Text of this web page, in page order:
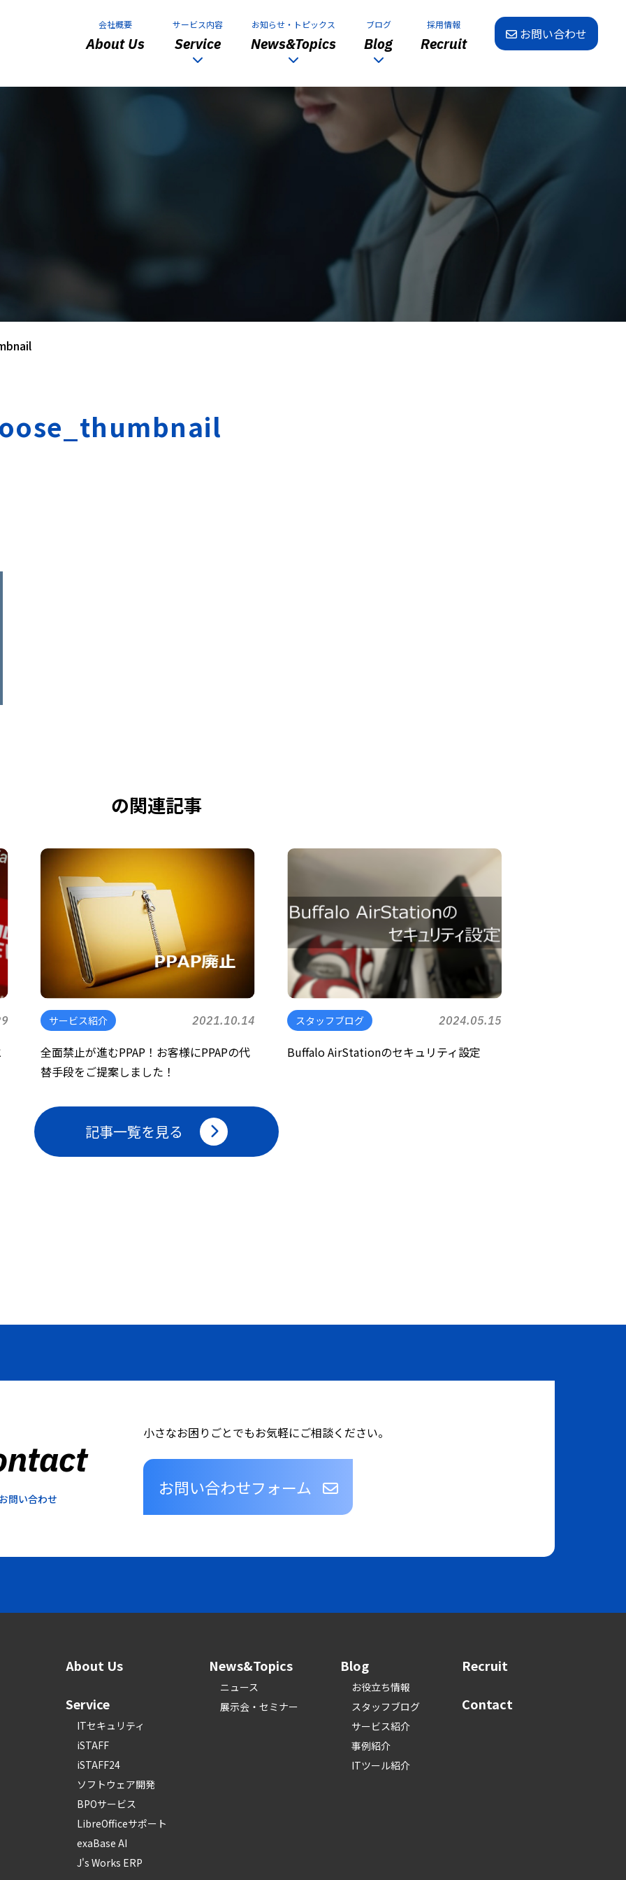
会社概要
About Us
サービス内容
Service
お知らせ・トピックス
News&Topics
ブログ
Blog
採用情報
Recruit
お問い合わせ
の関連記事
サービス紹介 2021.10.14
全面禁止が進むPPAP！お客様にPPAPの代
替手段をご提案しました！
スタッフブログ 2024.05.15
Buffalo AirStationのセキュリティ設定
記事一覧を見る
問い合わせ
小さなお困りごとでもお気軽にご相談ください。
お問い合わせフォーム
About Us
Service
ITセキュリティ
iSTAFF
iSTAFF24
ソフトウェア開発
BPOサービス
LibreOfficeサポート
exaBase AI
J's Works ERP
News&Topics
ニュース
展示会・セミナー
Blog
お役立ち情報
スタッフブログ
サービス紹介
事例紹介
ITツール紹介
Recruit
Contact